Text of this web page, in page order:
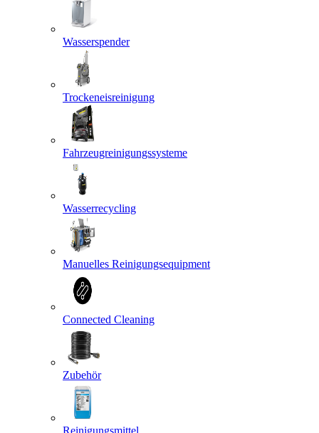
Wasserspender
Trockeneisreinigung
Fahrzeugreinigungssysteme
Wasserrecycling
Manuelles Reinigungsequipment
Connected Cleaning
Zubehör
Reinigungsmittel